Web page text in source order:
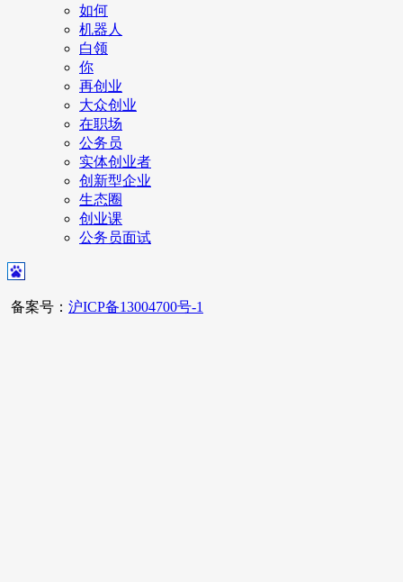
如何
机器人
白领
你
再创业
大众创业
在职场
公务员
实体创业者
创新型企业
生态圈
创业课
公务员面试
备案号： 沪ICP备13004700号-1